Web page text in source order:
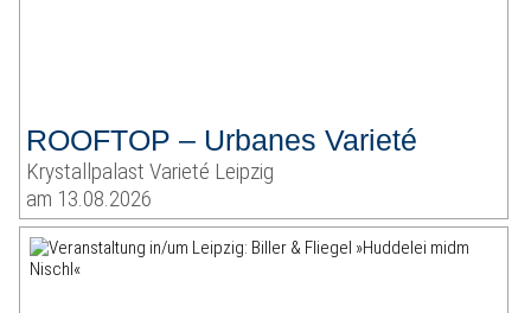
ROOFTOP – Urbanes Varieté
Krystallpalast Varieté Leipzig
am 13.08.2026